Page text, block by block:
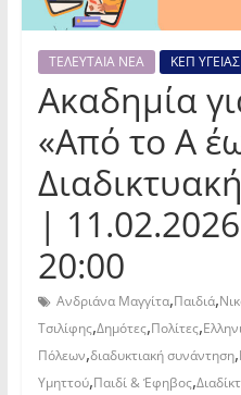
ΤΕΛΕΥΤΑΙΑ ΝΕΑ ΚΕΠ
Ακαδημία
«Από το Α
|
20:00
Ανδριάνα Μαγγίτα,Παιδιά,
Τσιλίφης,Δημότες,Πολίτες,
Πόλεων,διαδυκτιακή συνάντηση,
Υμηττού,Παιδί & Έφηβος,